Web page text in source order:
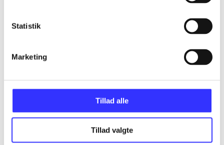
Statistik
Marketing
Tillad alle
Tillad valgte